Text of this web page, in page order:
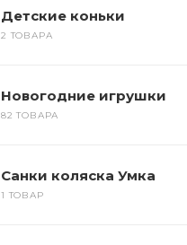
Детские коньки
2 ТОВАРА
Новогодние игрушки
82 ТОВАРА
Санки коляска Умка
1 ТОВАР